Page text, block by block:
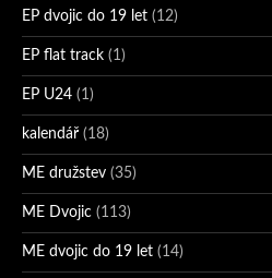
EP dvojic do 19 let (12)
EP flat track (1)
EP U24 (1)
kalendář (18)
ME družstev (35)
ME Dvojic (113)
ME dvojic do 19 let (14)